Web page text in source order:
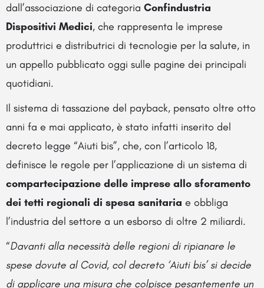
dall’associazione di categoria Confindustria
Dispositivi Medici, che rappresenta le imprese
produttrici e distributrici di tecnologie per la salute, in
un appello pubblicato oggi sulle pagine dei principali
quotidiani.
Il sistema di tassazione del payback, pensato oltre otto
anni fa e mai applicato, è stato infatti inserito del
decreto legge “Aiuti bis”, che, con l’articolo 18,
definisce le regole per l’applicazione di un sistema di
compartecipazione delle imprese allo sforamento
dei tetti regionali di spesa sanitaria e obbliga
l’industria del settore a un esborso di oltre 2 miliardi.
“Davanti alla necessità delle regioni di ripianare le
spese dovute al Covid, col decreto ‘Aiuti bis’ si decide
di applicare una misura che colpisce pesantemente un